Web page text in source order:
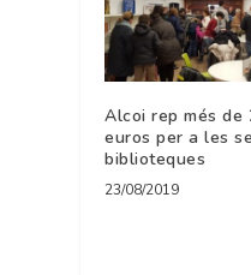
Alcoi rep més de
euros per a les
biblioteques
23/08/2019